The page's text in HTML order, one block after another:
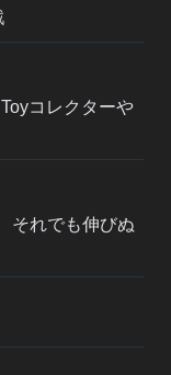
コレクターや
それでも伸びぬ